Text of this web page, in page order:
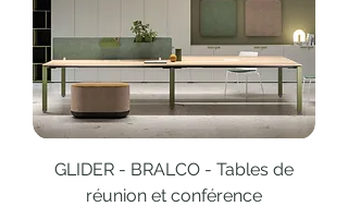
GLIDER - BRALCO - Tables de
réunion et conférence